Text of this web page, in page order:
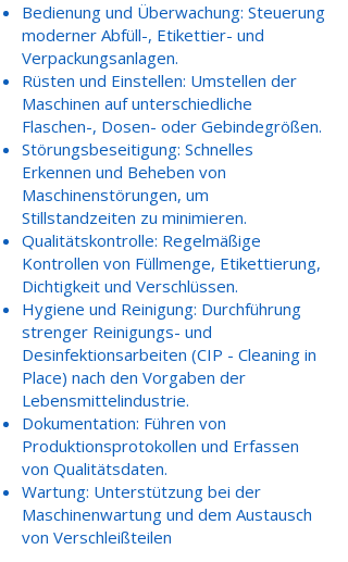
Bedienung und Überwachung: Steuerung
moderner Abfüll-, Etikettier- und
Verpackungsanlagen.
Rüsten und Einstellen: Umstellen der
Maschinen auf unterschiedliche
Flaschen-, Dosen- oder Gebindegrößen.
Störungsbeseitigung: Schnelles
Erkennen und Beheben von
Maschinenstörungen, um
Stillstandzeiten zu minimieren.
Qualitätskontrolle: Regelmäßige
Kontrollen von Füllmenge, Etikettierung,
Dichtigkeit und Verschlüssen.
Hygiene und Reinigung: Durchführung
strenger Reinigungs- und
Desinfektionsarbeiten (CIP - Cleaning in
Place) nach den Vorgaben der
Lebensmittelindustrie.
Dokumentation: Führen von
Produktionsprotokollen und Erfassen
von Qualitätsdaten.
Wartung: Unterstützung bei der
Maschinenwartung und dem Austausch
von Verschleißteilen